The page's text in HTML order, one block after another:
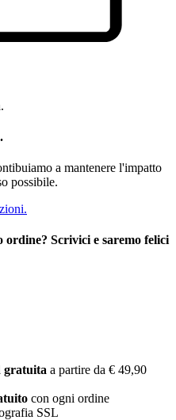
a mantenere l'impatto
possibile.
Scrivici e saremo felici
gratuita a partire da € 49,90
con ogni ordine
SSL